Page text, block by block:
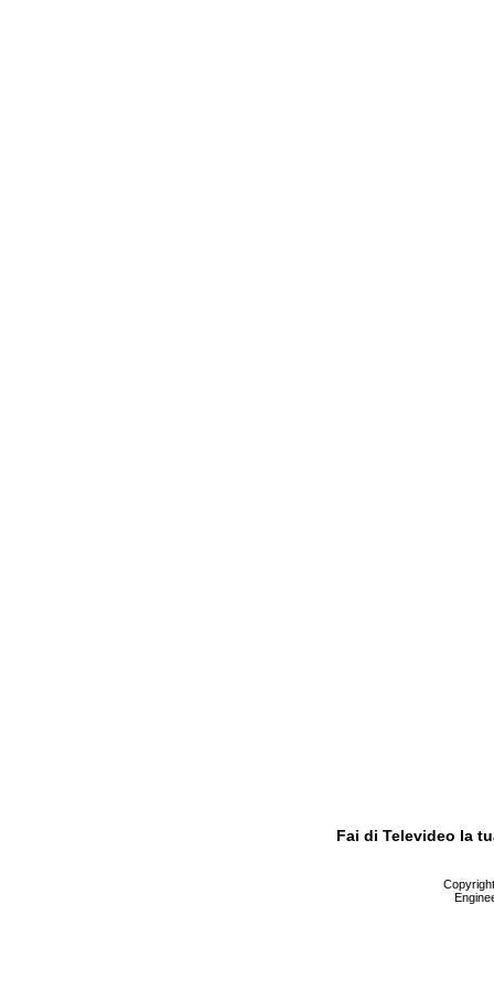
Fai di Televideo la